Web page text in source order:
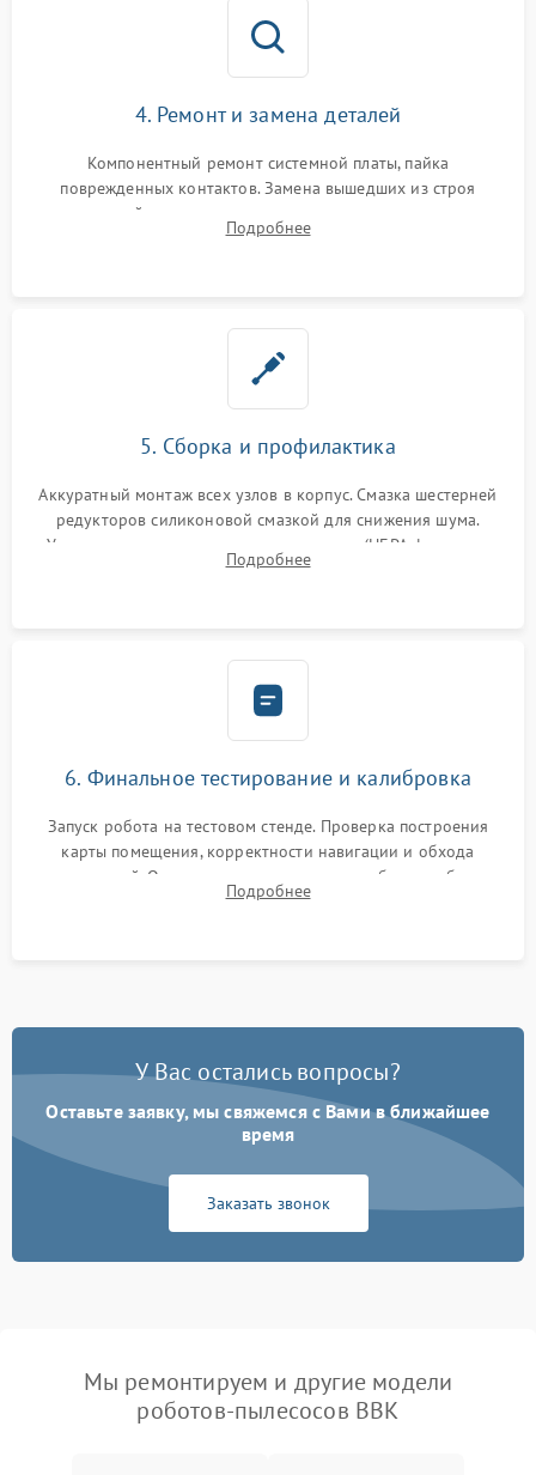
4. Ремонт и замена деталей
Компонентный ремонт системной платы, пайка
поврежденных контактов. Замена вышедших из строя
двигателей, изношенного аккумулятора, неисправного
лидара или помпы подачи воды. Восстановление шлейфов и
Подробнее
5. Сборка и профилактика
Аккуратный монтаж всех узлов в корпус. Смазка шестерней
редукторов силиконовой смазкой для снижения шума.
Установка новых расходных материалов (HEPA-фильтров,
микрофибры, щеток). Надежная фиксация разъемов и
Подробнее
6. Финальное тестирование и калибровка
Запуск робота на тестовом стенде. Проверка построения
карты помещения, корректности навигации и обхода
препятствий. Оценка силы всасывания и работы турбины.
Тестирование автоматического возврата на док-станцию и
Подробнее
У Вас остались вопросы?
Оставьте заявку, мы свяжемся с Вами в ближайшее
время
Заказать звонок
Мы ремонтируем и другие модели
роботов-пылесосов BBK